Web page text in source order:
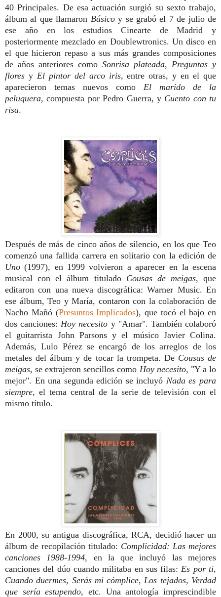
40 Principales. De esa actuación surgió su sexto trabajo,
álbum al que llamaron Básicoy se grabó el 7 de julio de
ese año en los estudios Cinearte de Madrid y
posteriormente mezclado en Doublewtronics. Un disco en
el que hicieron repaso a sus más grandes composiciones
de años anteriores como Sonrisa plateada, Preguntas y
flores y El pintor del arco iris, entre otras, y en el que
aparecieron temas nuevos como El marido de la
peluquera, compuesta por Pedro Guerra, y Cuento con tu
risa.
Después de más de cinco años de silencio, en los que Teo
comenzó una fallida carrera en solitario con la edición de
Uno (1997), en 1999 volvieron a aparecer en la escena
musical con el álbum titulado Cousas de meigas, que
editaron con una nueva discográfica: Warner Music. En
ese álbum, Teo y María, contaron con la colaboración de
Nacho Mañó (Presuntos Implicados), que tocó el bajo en
dos canciones: Hoy necesito y "Amar". También colaboró
el guitarrista John Parsons y el músico Javier Colina.
Además, Lulo Pérez se encargó de los arreglos de los
metales del álbum y de tocar la trompeta. De Cousas de
meigas, se extrajeron sencillos como Hoy necesito, "Y a lo
mejor". En una segunda edición se incluyó Nada es para
siempre, el tema central de la serie de televisión con el
mismo título.
En 2000, su antigua discográfica, RCA, decidió hacer un
álbum de recopilación titulado: Complicidad: Las mejores
canciones 1988-1994, en la que incluyó las mejores
canciones del dúo cuando militaba en sus filas: Es por ti,
Cuando duermes, Serás mi cómplice, Los tejados, Verdad
que sería estupendo, etc. Una antología imprescindible